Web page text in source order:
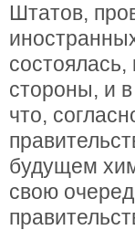
Штатов,
стороны, и
что,
будущем
свою